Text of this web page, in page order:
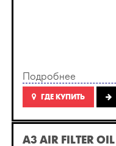
Подробнее
ГДЕ КУПИТЬ
A3 AIR FILTER OIL